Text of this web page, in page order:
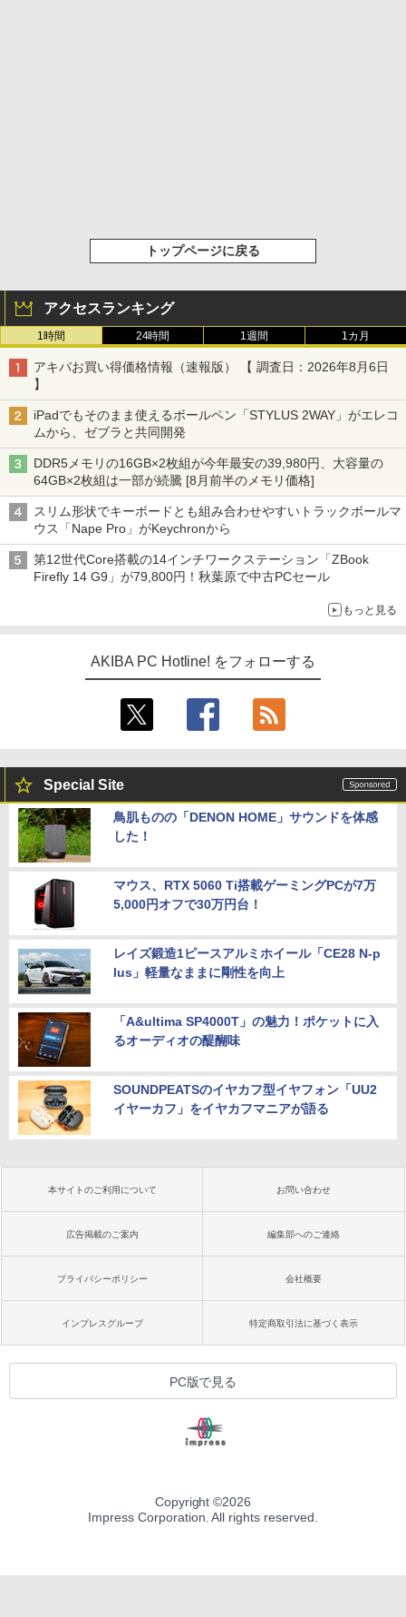
トップページに戻る
アクセスランキング
1時間 24時間 1週間 1カ月
アキバお買い得価格情報（速報版） 【 調査日：2026年8月6日
】
iPadでもそのまま使えるボールペン「STYLUS 2WAY」がエレコ
ムから、ゼブラと共同開発
DDR5メモリの16GB×2枚組が今年最安の39,980円、大容量の
64GB×2枚組は一部が続騰 [8月前半のメモリ価格]
スリム形状でキーボードとも組み合わせやすいトラックボールマ
ウス「Nape Pro」がKeychronから
第12世代Core搭載の14インチワークステーション「ZBook
Firefly 14 G9」が79,800円！秋葉原で中古PCセール
もっと見る
AKIBA PC Hotline! をフォローする
Special Site
鳥肌ものの「DENON HOME」サウンドを体感
した！
マウス、RTX 5060 Ti搭載ゲーミングPCが7万
5,000円オフで30万円台！
レイズ鍛造1ピースアルミホイール「CE28 N-p
lus」軽量なままに剛性を向上
「A&ultima SP4000T」の魅力！ポケットに入
るオーディオの醍醐味
SOUNDPEATSのイヤカフ型イヤフォン「UU2
イヤーカフ」をイヤカフマニアが語る
本サイトのご利用について お問い合わせ
広告掲載のご案内 編集部へのご連絡
プライバシーポリシー 会社概要
インプレスグループ 特定商取引法に基づく表示
PC版で見る
Copyright ©2026
Impress Corporation. All rights reserved.